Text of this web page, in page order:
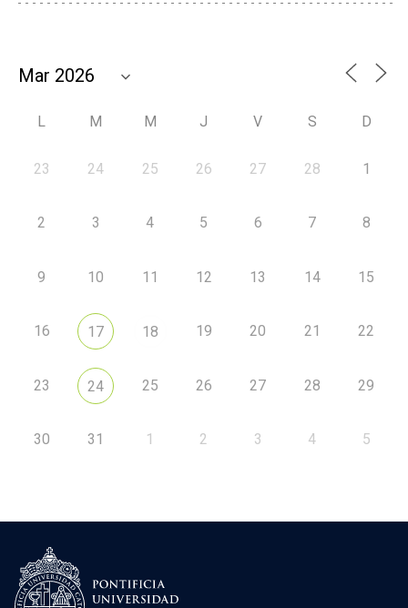
L M M J V S D
23 24 25 26 27 28 1
2 3 4 5 6 7 8
9 10 11 12 13 14 15
16 17 18 19 20 21 22
23 24 25 26 27 28 29
30 31 1 2 3 4 5